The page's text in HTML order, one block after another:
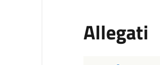
Allegati